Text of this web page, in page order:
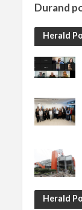
Durand
Herald
Herald